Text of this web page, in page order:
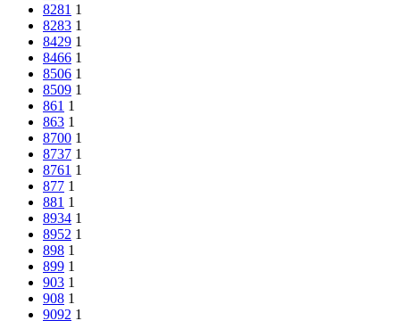
8281 1
8283 1
8429 1
8466 1
8506 1
8509 1
861 1
863 1
8700 1
8737 1
8761 1
877 1
881 1
8934 1
8952 1
898 1
899 1
903 1
908 1
9092 1